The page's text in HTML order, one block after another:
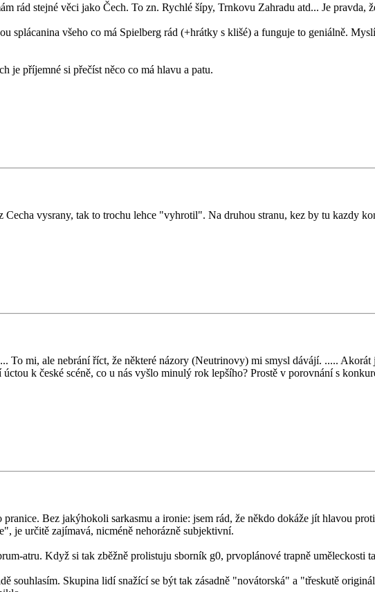
rád stejné věci jako Čech. To zn. Rychlé šípy, Trnkovu Zahradu atd... Je
splácanina všeho co má Spielberg rád (+hrátky s klišé) a funguje to geniálně.
je příjemné si přečíst něco co má hlavu a patu.
vysrany, tak to trochu lehce "vyhrotil". Na druhou stranu, kez by tu kazdy
To mi, ale nebrání říct, že některé názory (Neutrinovy) mi smysl dávájí. .....
k české scéně, co u nás vyšlo minulý rok lepšího? Prostě v porovnání s
Bez jakýhokoli sarkasmu a ironie: jsem rád, že někdo dokáže jít hlavou
je určitě zajímavá, nicméně nehorázně subjektivní.
atru. Když si tak zběžně prolistuju sborník g0, prvoplánové trapně uměleckosti
souhlasím. Skupina lidí snažící se být tak zásadně "novátorská" a "třeskutě